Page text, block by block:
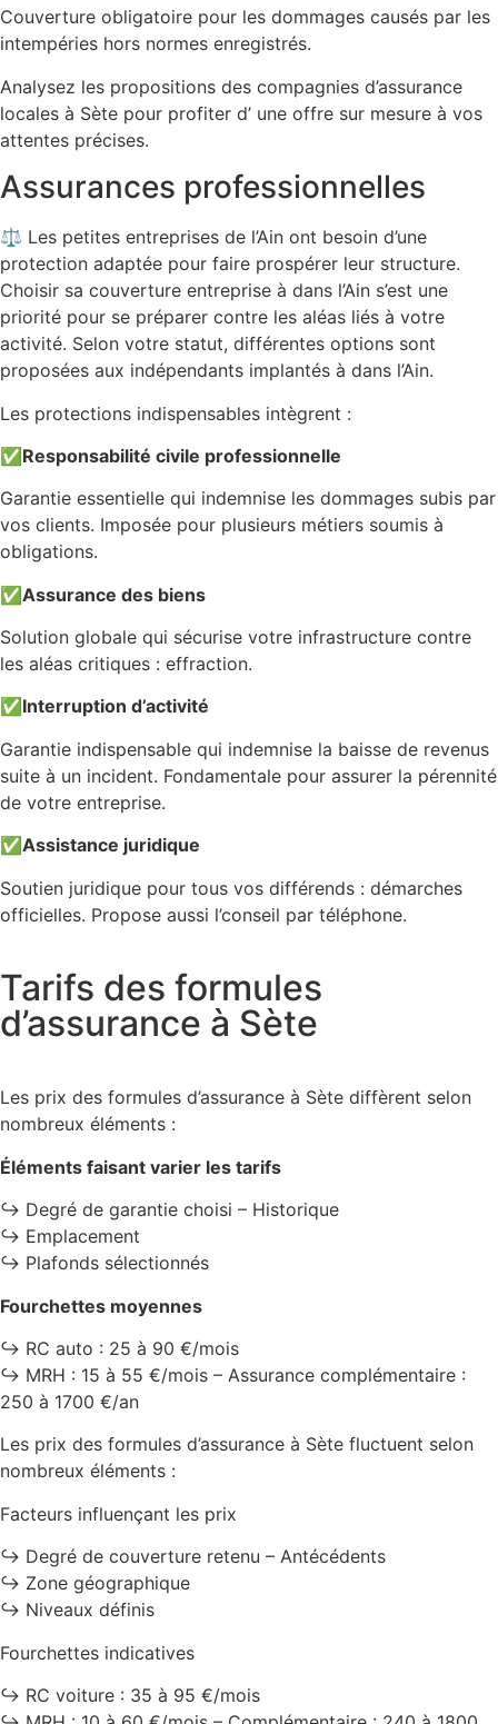
Couverture obligatoire pour les dommages causés par les
intempéries hors normes enregistrés.
Analysez les propositions des compagnies d’assurance
locales à Sète pour profiter d’ une offre sur mesure à vos
attentes précises.
Assurances professionnelles
⚖️ Les petites entreprises de l’Ain ont besoin d’une
protection adaptée pour faire prospérer leur structure.
Choisir sa couverture entreprise à dans l’Ain s’est une
priorité pour se préparer contre les aléas liés à votre
activité. Selon votre statut, différentes options sont
proposées aux indépendants implantés à dans l’Ain.
Les protections indispensables intègrent :
✅Responsabilité civile professionnelle
Garantie essentielle qui indemnise les dommages subis par
vos clients. Imposée pour plusieurs métiers soumis à
obligations.
✅Assurance des biens
Solution globale qui sécurise votre infrastructure contre
les aléas critiques : effraction.
✅ Interruption d’activité
Garantie indispensable qui indemnise la baisse de revenus
suite à un incident. Fondamentale pour assurer la pérennité
de votre entreprise.
✅Assistance juridique
Soutien juridique pour tous vos différends : démarches
officielles. Propose aussi l’conseil par téléphone.
Tarifs des formules
d’assurance à Sète
Les prix des formules d’assurance à Sète diffèrent selon
nombreux éléments :
Éléments faisant varier les tarifs
↪️ Degré de garantie choisi – Historique
↪️ Emplacement
↪️ Plafonds sélectionnés
Fourchettes moyennes
↪️ RC auto : 25 à 90 €/mois
↪️ MRH : 15 à 55 €/mois – Assurance complémentaire :
250 à 1700 €/an
Les prix des formules d’assurance à Sète fluctuent selon
nombreux éléments :
Facteurs influençant les prix
↪️ Degré de couverture retenu – Antécédents
↪️ Zone géographique
↪️ Niveaux définis
Fourchettes indicatives
↪️ RC voiture : 35 à 95 €/mois